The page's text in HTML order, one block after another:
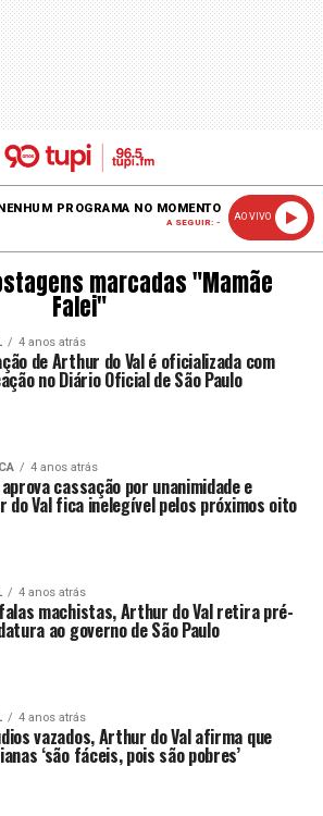
PROGRAMA NO MOMENTO
A SEGUIR: -
AO VIVO
marcadas "Mamãe
Falei"
4 anos atrás
de Arthur do Val é oficializada com
no Diário Oficial de São Paulo
4 anos atrás
cassação por unanimidade e
do Val fica inelegível pelos próximos oito
4 anos atrás
machistas, Arthur do Val retira pré-
ao governo de São Paulo
4 anos atrás
vazados, Arthur do Val afirma que
‘são fáceis, pois são pobres’